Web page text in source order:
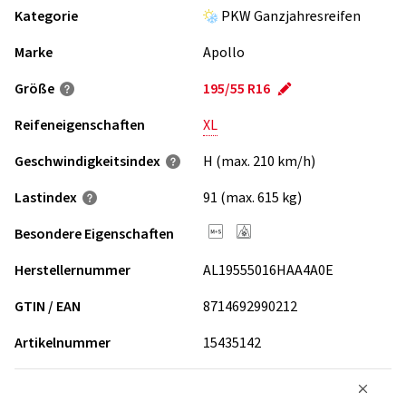
Kategorie
PKW Ganzjahresreifen
Marke
Apollo
Größe
195/55 R16
Reifeneigenschaften
XL
Geschwindigkeits­index
H (max. 210 km/h)
Lastindex
91 (max. 615 kg)
Besondere Eigenschaften
Herstellernummer
AL19555016HAA4A0E
GTIN / EAN
8714692990212
Artikelnummer
15435142